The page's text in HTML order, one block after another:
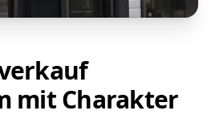
mit Charakter